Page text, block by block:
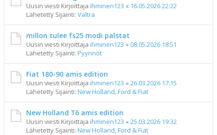
Uusin viesti Kirjoittaja ihminen123 « 16.05.2026 22:22
Lähetetty Sijainti: Valtra
millon tulee fs25 modi palstat
Uusin viesti Kirjoittaja ihminen123 « 08.05.2026 18:51
Lähetetty Sijainti: Pyynnöt
Fiat 180-90 amis edition
Uusin viesti Kirjoittaja ihminen123 « 26.03.2026 17:15
Lähetetty Sijainti: New Holland, Ford & Fiat
New Holland T6 amis edition
Uusin viesti Kirjoittaja ihminen123 « 25.03.2026 19:32
Lähetetty Sijainti: New Holland, Ford & Fiat